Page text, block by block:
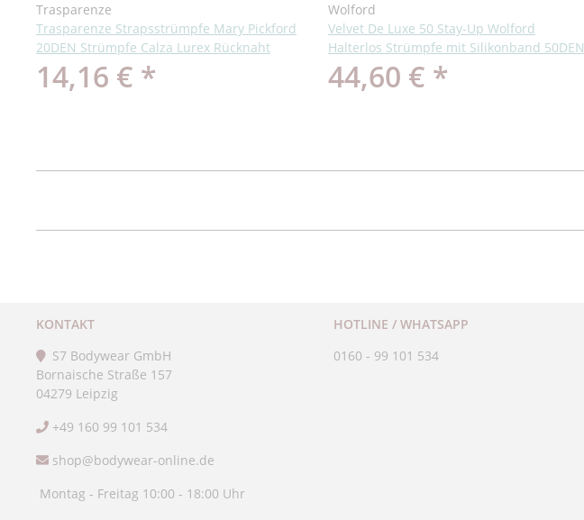
Trasparenze
Trasparenze Strapsstrümpfe Mary Pickford
20DEN Strümpfe Calza Lurex Rücknaht
14,16 € *
Wolford
Velvet De Luxe 50 Stay-Up Wolford
Halterlos Strümpfe mit Silikonband 50DEN
44,60 € *
KONTAKT
S7 Bodywear GmbH
Bornaische Straße 157
04279 Leipzig
+49 160 99 101 534
shop@bodywear-online.de
Montag - Freitag 10:00 - 18:00 Uhr
HOTLINE / WHATSAPP
0160 - 99 101 534